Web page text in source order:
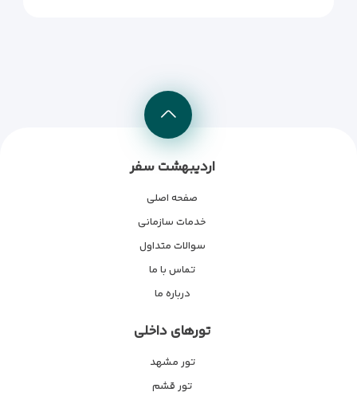
اردیبهشت سفر
صفحه اصلی
خدمات سازمانی
سوالات متداول
تماس با ما
درباره ما
تورهای داخلی
تور مشهد
تور قشم